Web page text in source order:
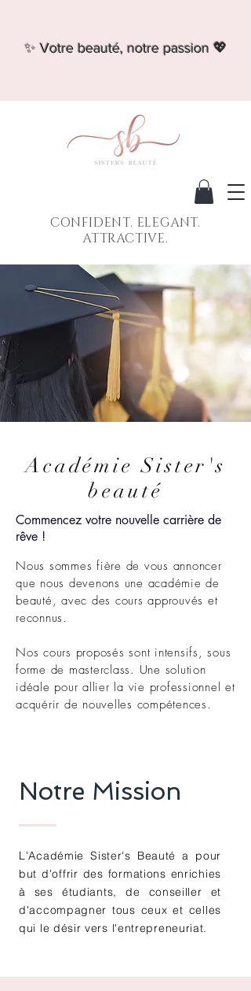
✨ Votre beauté, notre passion 💖
CONFIDENT. ELEGANT.
ATTRACTIVE.
Académie Sister's
beauté
Commencez votre nouvelle carrière de
rêve !
Nous sommes fière de vous annoncer
que nous devenons une académie de
beauté, avec des cours approuvés et
reconnus.
Nos cours proposés sont intensifs, sous
forme de masterclass. Une solution
idéale pour allier la vie professionnel et
acquérir de nouvelles compétences.
Notre Mission
L'Académie Sister's Beauté a pour
but d'offrir des formations enrichies
à ses étudiants, de conseiller et
d'accompagner tous ceux et celles
qui le désir vers l'entrepreneuriat.